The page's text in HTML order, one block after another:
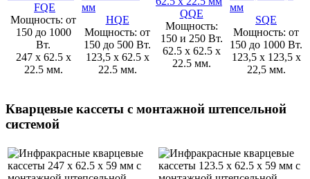
FQE
Мощность: от
150 до 1000
Вт.
247 x 62.5 x
22.5 мм.
HQE
Мощность: от
150 до 500 Вт.
123,5 x 62.5 x
22.5 мм.
QQE
Мощность:
150 и 250 Вт.
62.5 x 62.5 x
22.5 мм.
SQE
Мощность: от
150 до 1000 Вт.
123,5 x 123,5 х
22,5 мм.
Кварцевые кассеты с монтажной штепсельной
системой